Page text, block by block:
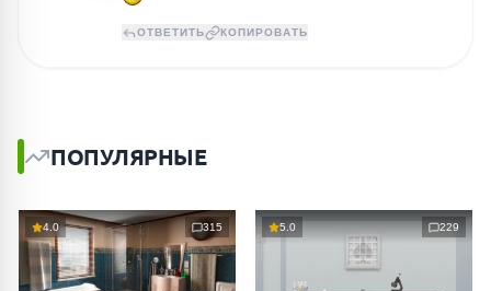
ОТВЕТИТЬ КОПИРОВАТЬ
ПОПУЛЯРНЫЕ
4.0 315 5.0 229